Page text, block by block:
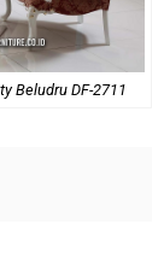
Beludru DF-2711